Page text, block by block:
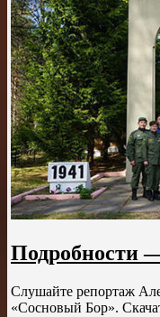
Подробности
Слушайте репортаж
«Сосновый Бор».